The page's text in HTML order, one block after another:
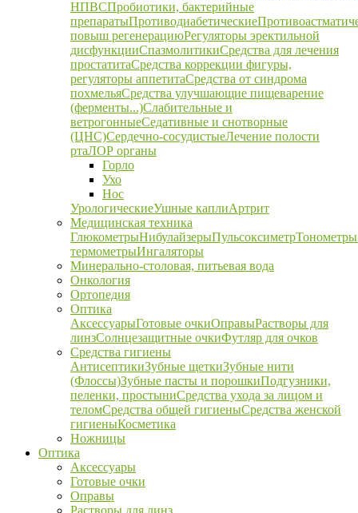
НПВСПробиотики, бактерийные
препаратыПротиводиабетические
повыш регенерациюРегуляторы эректильной
дисфункцииСпазмолитикиСредства для лечения
простатитаСредства коррекции фигуры,
регуляторы аппетитаСредства от синдрома
похмельяСредства улучшающие пищеварение
(ферменты...)Слабительные и
ветрогонныеСедативные и снотворные
(ЦНС)Сердечно-сосудистыеЛечение полости
ртаЛОР органы
Горло
Ухо
Нос
УрологическиеУшные каплиАртрит
Медицинская техника
ГлюкометрыНибулайзерыПульсоксиметрТонометры
термометрыИнгаляторы
Минерально-столовая, питьевая вода
Онкология
Ортопедия
Оптика
АксессуарыГотовые очкиОправыРастворы для
линзСолнцезащитные очкиФутляр для очков
Средства гигиены
АнтисептикиЗубные щеткиЗубные нити
(Флоссы)Зубные пасты и порошкиПодгузники,
пеленки, простыниСредства ухода за лицом и
теломСредства общей гигиеныСредства женской
гигиеныКосметика
Ножницы
Оптика
Аксессуары
Готовые очки
Оправы